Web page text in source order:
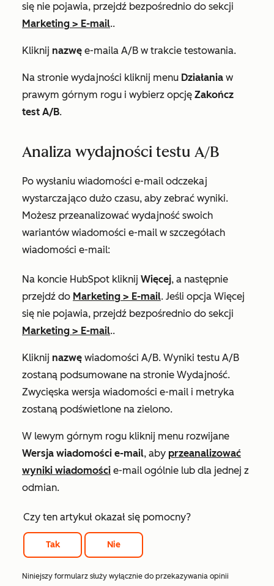
się nie pojawia, przejdź bezpośrednio do sekcji
Marketing > E-mail..
Kliknij nazwę e-maila A/B w trakcie testowania.
Na stronie wydajności kliknij menu Działania w
prawym górnym rogu i wybierz opcję Zakończ
test A/B.
Analiza wydajności testu A/B
Po wysłaniu wiadomości e-mail odczekaj
wystarczająco dużo czasu, aby zebrać wyniki.
Możesz przeanalizować wydajność swoich
wariantów wiadomości e-mail w szczegółach
wiadomości e-mail:
Na koncie HubSpot kliknij Więcej, a następnie
przejdź do Marketing > E-mail. Jeśli opcja Więcej
się nie pojawia, przejdź bezpośrednio do sekcji
Marketing > E-mail..
Kliknij nazwę wiadomości A/B. Wyniki testu A/B
zostaną podsumowane na stronie Wydajność.
Zwycięska wersja wiadomości e-mail i metryka
zostaną podświetlone na zielono.
W lewym górnym rogu kliknij menu rozwijane
Wersja wiadomości e-mail, aby przeanalizować
wyniki wiadomości e-mail ogólnie lub dla jednej z
odmian.
Czy ten artykuł okazał się pomocny?
Tak Nie
Niniejszy formularz służy wyłącznie do przekazywania opinii